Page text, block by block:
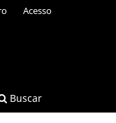
Buscar
Acesso